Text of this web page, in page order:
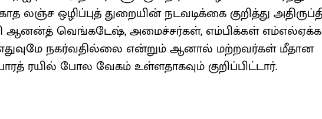
லஞ்ச ஒழிப்புத் துறையின் நடவடிக்கை குறித்து
ஆனன்த் வெங்கடேஷ், அமைச்சர்கள், எம்பிக்கள்
நகர்வதில்லை என்றும் ஆனால் மற்றவர்கள் மீதான
ரயில் போல வேகம் உள்ளதாகவும் குறிப்பிட்டார்.